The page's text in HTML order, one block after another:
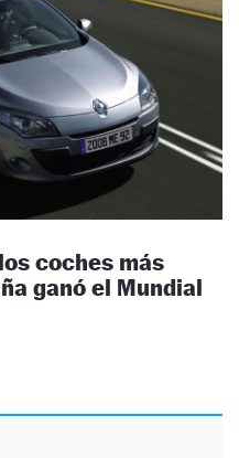
coches más
ganó el Mundial